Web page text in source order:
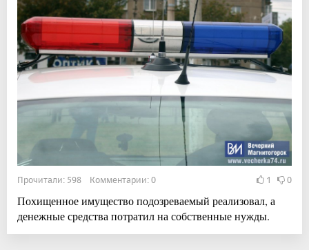
Прочитали: 598 Комментарии: 0 1 0
Похищенное имущество подозреваемый реализовал, а
денежные средства потратил на собственные нужды.